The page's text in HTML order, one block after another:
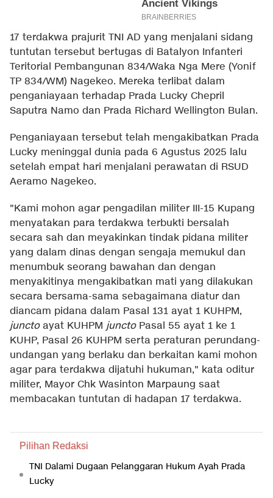
17 terdakwa prajurit TNI AD yang menjalani sidang
tuntutan tersebut bertugas di Batalyon Infanteri
Teritorial Pembangunan 834/Waka Nga Mere (Yonif
TP 834/WM) Nagekeo. Mereka terlibat dalam
penganiayaan terhadap Prada Lucky Chepril
Saputra Namo dan Prada Richard Wellington Bulan.
Penganiayaan tersebut telah mengakibatkan Prada
Lucky meninggal dunia pada 6 Agustus 2025 lalu
setelah empat hari menjalani perawatan di RSUD
Aeramo Nagekeo.
"Kami mohon agar pengadilan militer III-15 Kupang
menyatakan para terdakwa terbukti bersalah
secara sah dan meyakinkan tindak pidana militer
yang dalam dinas dengan sengaja memukul dan
menumbuk seorang bawahan dan dengan
menyakitinya mengakibatkan mati yang dilakukan
secara bersama-sama sebagaimana diatur dan
diancam pidana dalam Pasal 131 ayat 1 KUHPM,
junctoayat KUHPM junctoPasal 55 ayat 1 ke 1
KUHP, Pasal 26 KUHPM serta peraturan perundang-
undangan yang berlaku dan berkaitan kami mohon
agar para terdakwa dijatuhi hukuman," kata oditur
militer, Mayor Chk Wasinton Marpaung saat
membacakan tuntutan di hadapan 17 terdakwa.
Pilihan Redaksi
TNI Dalami Dugaan Pelanggaran Hukum Ayah Prada
Lucky